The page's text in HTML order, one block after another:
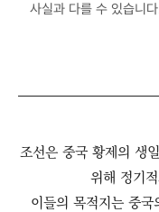
사실과 다를 수 있습니
조선은 중국 황제의 생
위해 정기
이들의 목적지는 중